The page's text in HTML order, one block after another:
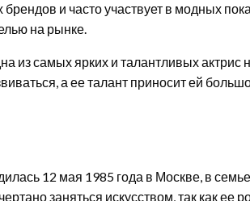
и часто участвует в модных
на рынке.
из самых ярких и талантливых актрис
а ее талант приносит ей
12 мая 1985 года в Москве, в
заняться искусством, так как ее